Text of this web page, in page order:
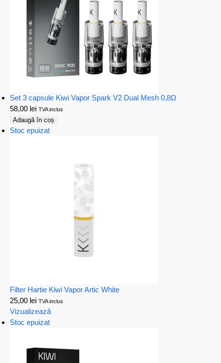
Set 3 capsule Kiwi Vapor Spark V2 Dual Mesh 0,8Ω
58,00 lei TVA inclus
Adaugă în coș
Stoc epuizat
Filter Hartie Kiwi Vapor Artic White
25,00 lei TVA inclus
Vizualizează
Stoc epuizat